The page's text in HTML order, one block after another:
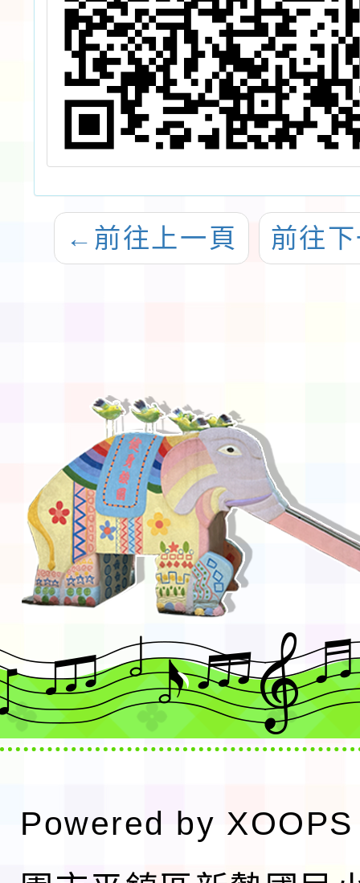
← 前往上一頁 前往
Powered by XOOPS